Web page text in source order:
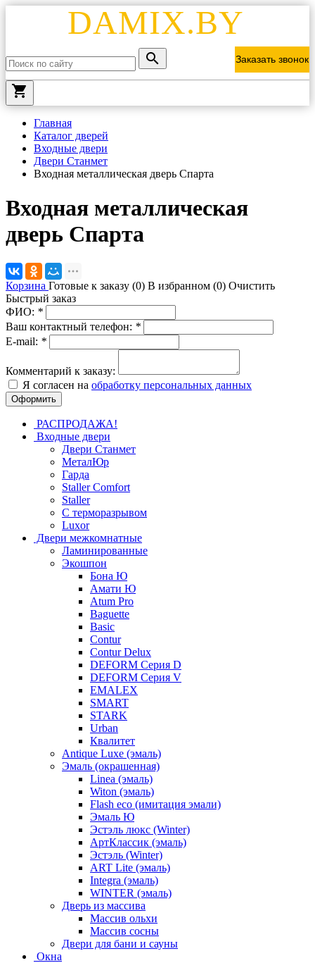
DAMIX.BY
Заказать звонок
local_grocery_store
Главная
Каталог дверей
Входные двери
Двери Станмет
Входная металлическая дверь Спарта
Входная металлическая
дверь Спарта
Корзина Готовые к заказу (0) В избранном (0) Очистить
Быстрый заказ
ФИО: *
Ваш контактный телефон: *
E-mail: *
Комментарий к заказу:
Я согласен на обработку персональных данных
РАСПРОДАЖА!
Входные двери
Двери Станмет
МеталЮр
Гарда
Staller Comfort
Staller
С терморазрывом
Luxor
Двери межкомнатные
Ламинированные
Экошпон
Бона Ю
Амати Ю
Atum Pro
Baguette
Basic
Contur
Contur Delux
DEFORM Серия D
DEFORM Серия V
EMALEX
SMART
STARK
Urban
Квалитет
Antique Luxe (эмаль)
Эмаль (окрашенная)
Linea (эмаль)
Witon (эмаль)
Flash eco (имитация эмали)
Эмаль Ю
Эстэль люкс (Winter)
АртКлассик (эмаль)
Эстэль (Winter)
ART Lite (эмаль)
Integra (эмаль)
WINTER (эмаль)
Дверь из массива
Массив ольхи
Массив сосны
Двери для бани и сауны
Окна